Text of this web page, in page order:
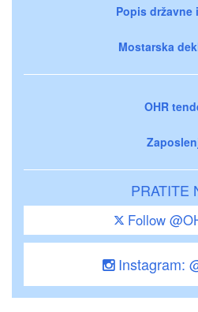
Popis državne
Mostarska
OHR
PRATITE
Follow
Instagram: